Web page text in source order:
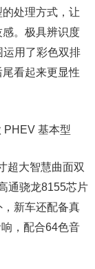
处理方式，让
。极具辨识度
运用了彩色双排
看起来更显性
超大智慧曲面双
通骁龙8155芯片
新车还配备真
，配合64色音